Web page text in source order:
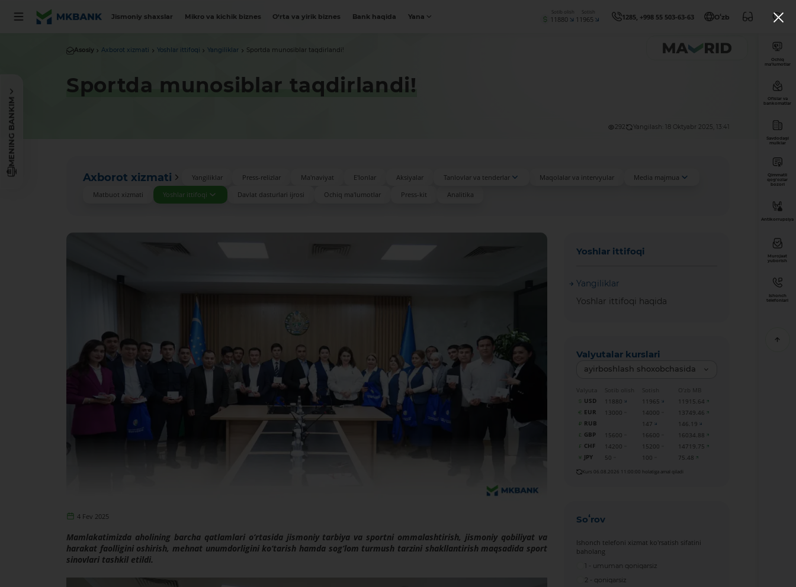
Jismoniy shaxslar Mikro va kichik biznes O‘rta va yirik biznes Bank haqida Yana
Sotib olish
11880
Sotish
11965 1285, +998 55 503-63-63 Oʻzb
MENING BANKIM
Asosiy Axborot xizmati Yoshlar ittifoqi Yangiliklar Sportda munosiblar taqdirlandi!
Sportda munosiblar taqdirlandi!
292 Yangilash: 18 Oktyabr 2025, 13:41
Axborot xizmati Yangiliklar Press-relizlar Ma'naviyat E'lonlar Aksiyalar Tanlovlar va tenderlar Maqolalar va intervyular
Media majmua
Matbuot xizmati
Yoshlar ittifoqi Davlat dasturlari ijrosi Ochiq ma'lumotlar Press-kit Analitika
4 Fev 2025
Mamlakatimizda aholining barcha qatlamlari o‘rtasida jismoniy tarbiya va sportni ommalashtirish, jismoniy qobiliyat va
harakat faolligini oshirish, mehnat unumdorligini ko‘tarish hamda sog‘lom turmush tarzini shakllantirish maqsadida sport
sinovlari tashkil etildi.
Yoshlar ittifoqi
Yangiliklar
Yoshlar ittifoqi haqida
Valyutalar kurslari
ayirboshlash shoxobchasida
Valyuta Sotib olish Sotish
O‘zb MB
USD
11880 11965
11915.64
EUR
13000 14000
13749.46
RUB
147
146.19
GBP
15600 16600
16034.88
CHF
14200 15200
14719.75
JPY
50 100 75.48
Kurs 06.08.2026 11:00:00 holatiga amal qiladi
Soʻrov
Ishonch telefoni xizmat ko'rsatish sifatini
baholang
1 - umuman qoniqarsiz
2 - qoniqarsiz
Ochiq
ma’lumotlar
Ofislar va
bankomatlar
Savdodagi
mulklar
Qimmatli
qog'ozlar
bozori
Antikorrupsiya
Murojaat
yuborish
Ishonch
telefonlari